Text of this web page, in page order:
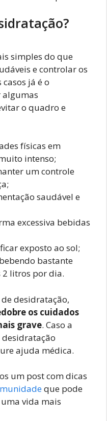
simples do que
e controlar os
já é o
algumas
o quadro e
físicas em
intenso;
um controle
saudável e
excessiva bebidas
exposto ao sol;
bastante
litros por dia.
desidratação,
os cuidados
grave. Caso a
ajuda médica.
um post com dicas
que pode
vida mais